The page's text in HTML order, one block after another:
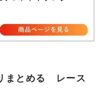
まとめる レース